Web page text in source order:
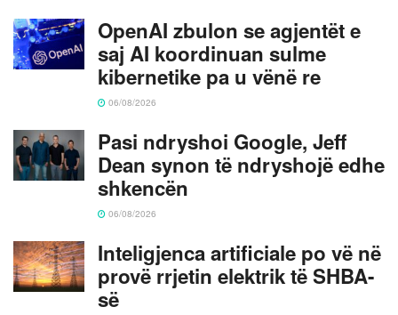
OpenAI zbulon se agjentët e
saj AI koordinuan sulme
kibernetike pa u vënë re
06/08/2026
Pasi ndryshoi Google, Jeff
Dean synon të ndryshojë edhe
shkencën
06/08/2026
Inteligjenca artificiale po vë në
provë rrjetin elektrik të SHBA-
së